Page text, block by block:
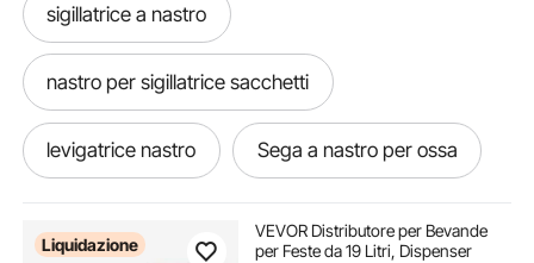
sigillatrice a nastro
nastro per sigillatrice sacchetti
levigatrice nastro Sega a nastro per ossa
levigatrice a nastro lucidatrice
Liquidazione
VEVOR Distributore per Bevande
per Feste da 19 Litri, Dispenser